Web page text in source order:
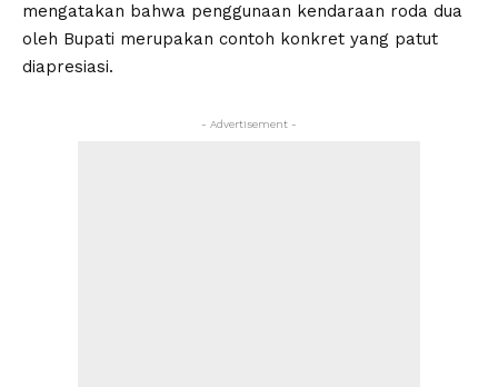
mengatakan bahwa penggunaan kendaraan roda dua
oleh Bupati merupakan contoh konkret yang patut
diapresiasi.
- Advertisement -